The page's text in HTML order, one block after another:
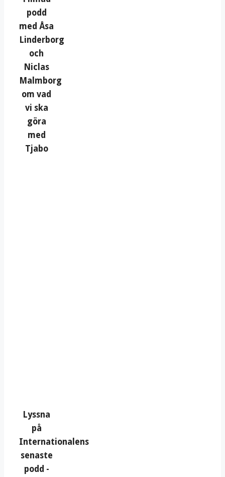
podd
med Åsa
Linderborg
och
Niclas
Malmborg
om vad
vi ska
göra
med
Tjabo
Lyssna
på
Internationalens
senaste
podd -